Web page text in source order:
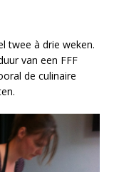
twee à drie weken.
van een FFF
de culinaire